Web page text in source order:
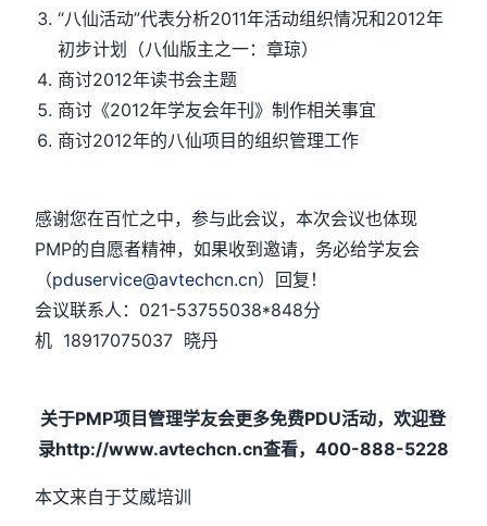
“八仙活动”代表分析2011年活动组织情况和2012年
初步计划（八仙版主之一：章琼）
商讨2012年读书会主题
商讨《2012年学友会年刊》制作相关事宜
商讨2012年的八仙项目的组织管理工作
感谢您在百忙之中，参与此会议，本次会议也体现
PMP的自愿者精神，如果收到邀请，务必给学友会
（pduservice@avtechcn.cn）回复！
会议联系人：021-53755038*848分
机 18917075037 晓丹
关于PMP项目管理学友会更多免费PDU活动，欢迎登
录http://www.avtechcn.cn查看，400-888-5228
本文来自于艾威培训